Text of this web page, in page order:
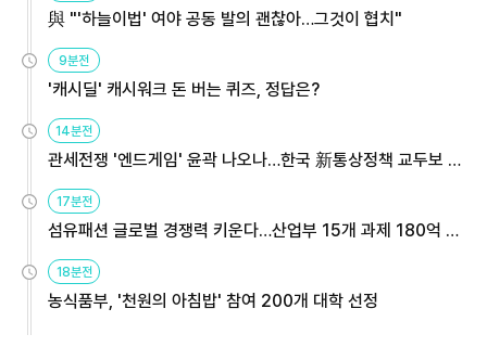
與 "'하늘이법' 여야 공동 발의 괜찮아…그것이 협치"
9분전
'캐시딜' 캐시워크 돈 버는 퀴즈, 정답은?
14분전
관세전쟁 '엔드게임' 윤곽 나오나…한국 新통상정책 교두보 활
용해야
17분전
섬유패션 글로벌 경쟁력 키운다…산업부 15개 과제 180억 지
원
18분전
농식품부, '천원의 아침밥' 참여 200개 대학 선정